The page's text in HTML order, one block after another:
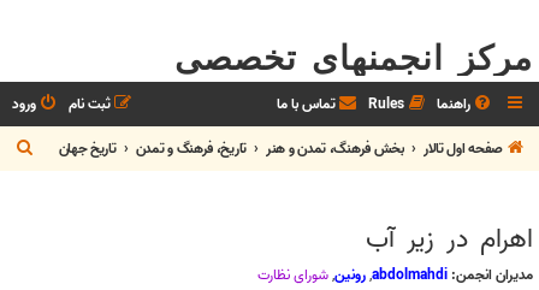
مرکز انجمنهای تخصصی
راهنما Rules تماس با ما ورود
ثبت نام
صفحه اول تالار
بخش فرهنگ، تمدن و هنر تاريخ، فرهنگ و تمدن تاريخ جهان
س
اهرام در زير آب
مدیران انجمن: abdolmahdi
,رونین,شوراي نظارت